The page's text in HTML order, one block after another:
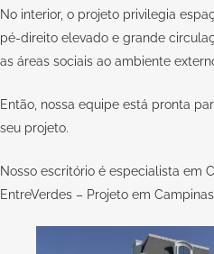
No interior, o projeto privilegia
pé-direito elevado e grande
as áreas sociais ao ambiente
Então, nossa equipe está pronta
seu projeto.
Nosso escritório é especialista em
EntreVerdes – Projeto em